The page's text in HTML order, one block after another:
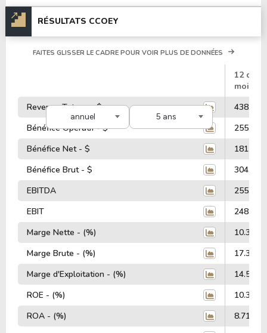
RÉSULTATS CCOEY
annuel 5 ans
FAITES GLISSER LE CADRE POUR VOIR PLUS DE DONNÉES
12
mois
Revenus Totaux - $
438.82
Bénéfice Opératif - $
255.87
Bénéfice Net - $
181.73
Bénéfice Brut - $
304.03
EBITDA
255.87
EBIT
248.39
Marge Nette - (%)
10.35%
Marge Brute - (%)
17.32%
Marge d'Exploitation - (%)
14.58%
ROE - (%)
10.37%
ROA - (%)
8.71%